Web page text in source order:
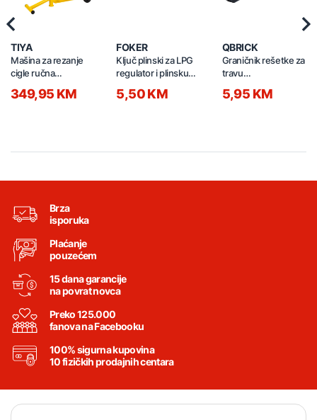
TIYA
Mašina za rezanje
cigle ručna
349,95 KM
FOKER
Ključ plinski za LPG
regulator i plinsku
5,50 KM
QBRICK
Graničnik rešetke za
travu
crni
5,95 KM
Brza
isporuka
Plaćanje
pouzećem
15 dana garancije
na povrat novca
Preko 125.000
fanova na Facebooku
100% sigurna kupovina
10 fizičkih prodajnih centara